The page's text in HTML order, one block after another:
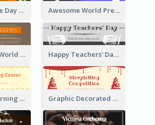
World Hygiene Day Promotion Twitter Header Awesome World Press Freedom Day Twitter Header
International World Press Freedom Day Twitter Header Happy Teachers' Day Twitter Header With Decorations Of Books
Children's Learning Center Twitter Header In Orange Colour Tone Graphic Decorated Twitter Header About Storytelling Competition